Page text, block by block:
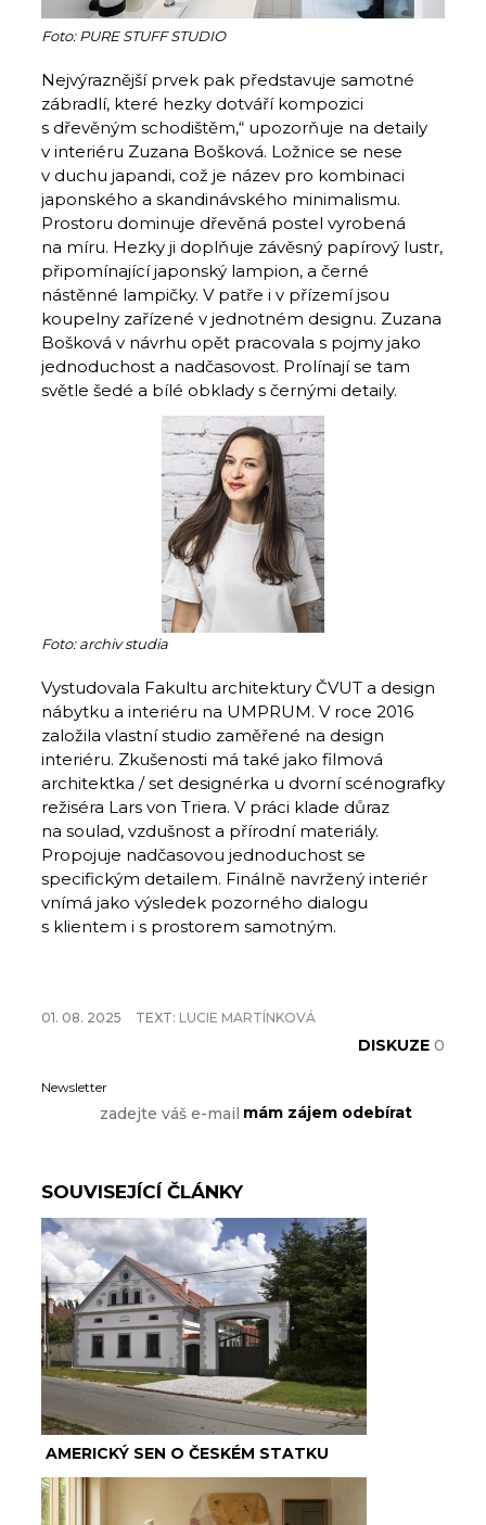
Foto: PURE STUFF STUDIO
Nejvýraznější prvek pak představuje samotné
zábradlí, které hezky dotváří kompozici
s dřevěným schodištěm,“ upozorňuje na detaily
v interiéru Zuzana Bošková. Ložnice se nese
v duchu japandi, což je název pro kombinaci
japonského a skandinávského minimalismu.
Prostoru dominuje dřevěná postel vyrobená
na míru. Hezky ji doplňuje závěsný papírový lustr,
připomínající japonský lampion, a černé
nástěnné lampičky. V patře i v přízemí jsou
koupelny zařízené v jednotném designu. Zuzana
Bošková v návrhu opět pracovala s pojmy jako
jednoduchost a nadčasovost. Prolínají se tam
světle šedé a bílé obklady s černými detaily.
Foto: archiv studia
Vystudovala Fakultu architektury ČVUT a design
nábytku a interiéru na UMPRUM. V roce 2016
založila vlastní studio zaměřené na design
interiéru. Zkušenosti má také jako filmová
architektka / set designérka u dvorní scénografky
režiséra Lars von Triera. V práci klade důraz
na soulad, vzdušnost a přírodní materiály.
Propojuje nadčasovou jednoduchost se
specifickým detailem. Finálně navržený interiér
vnímá jako výsledek pozorného dialogu
s klientem i s prostorem samotným.
01. 08. 2025 TEXT: LUCIE MARTÍNKOVÁ
DISKUZE 0
Newsletter
SOUVISEJÍCÍ ČLÁNKY
AMERICKÝ SEN O ČESKÉM STATKU